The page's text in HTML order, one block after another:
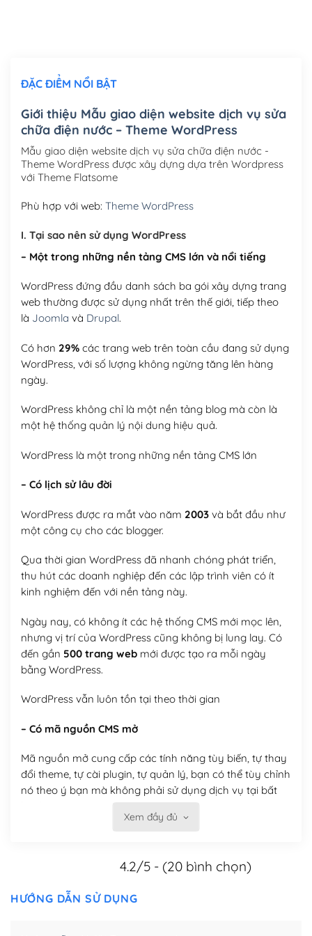
Mua thêm Host + Tên miền
Tên miền quốc tế .com .net .org (1 năm)
Tên miền Việt Nam .vn (1 năm)(+550,000₫)
Hosting 2GB SSD (1 năm)(+450,000₫)
Hosting 5GB SSD (1 năm)
Hosting 8GB SSD (1 năm) (+950,000₫)
ĐẶC ĐIỂM NỔI BẬT
Giới thiệu Mẫu giao diện website dịch vụ sửa
chữa điện nước – Theme WordPress
Mẫu giao diện website dịch vụ sửa chữa điện nước -
Theme WordPress được xây dựng dựa trên Wordpress
với Theme Flatsome
Phù hợp với web: Theme WordPress
I. Tại sao nên sử dụng WordPress
– Một trong những nền tảng CMS lớn và nổi tiếng
WordPress đứng đầu danh sách ba gói xây dựng trang
web thường được sử dụng nhất trên thế giới, tiếp theo
là Joomla và Drupal.
Có hơn 29%các trang web trên toàn cầu đang sử dụng
WordPress, với số lượng không ngừng tăng lên hàng
ngày.
WordPress không chỉ là một nền tảng blog mà còn là
một hệ thống quản lý nội dung hiệu quả.
WordPress là một trong những nền tảng CMS lớn
– Có lịch sử lâu đời
WordPress được ra mắt vào năm 2003và bắt đầu như
một công cụ cho các blogger.
Qua thời gian WordPress đã nhanh chóng phát triển,
thu hút các doanh nghiệp đến các lập trình viên có ít
kinh nghiệm đến với nền tảng này.
Ngày nay, có không ít các hệ thống CMS mới mọc lên,
nhưng vị trí của WordPress cũng không bị lung lay. Có
đến gần 500 trang webmới được tạo ra mỗi ngày
bằng WordPress.
WordPress vẫn luôn tồn tại theo thời gian
– Có mã nguồn CMS mở
Mã nguồn mở cung cấp các tính năng tùy biến, tự thay
đổi theme, tự cài plugin, tự quản lý, bạn có thể tùy chỉnh
nó theo ý bạn mà không phải sử dụng dịch vụ tại bất
Xem đầy đủ
4.2/5 - (20 bình chọn)
HƯỚNG DẪN SỬ DỤNG